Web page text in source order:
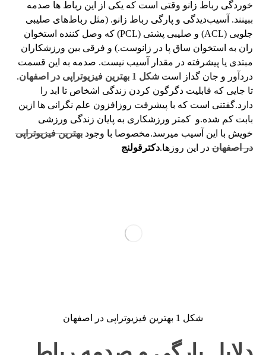
خوردگی رباط زانو وقتی است که یکی از این رباط ها صدمه
ببینند. آسیب‌دیدگی و پارگی رباط زانو. (مثل رباط‌های صلیبی
جلویی (ACL) و صلیبی پشتی (PCL) که وصل کننده استخوان
ران به استخوان ساق پا در زانوست.) و فرقی بین ورزشکاران
مبتدی یا پیشرفته در مقدار آسیب نیست. صدمه به این قسمت
دردآور و جان گداز استشکل 1 بهترین فیزیوتراپی در اصفهان
.
تا جایی که قابلیت دگرگون کردن زندگی اشخاص تا ابد را
دارد.گفتنی است که با پیشرفت روزافزون علم نگرانی ها ازین
بابت کم شده.و کمتر ورزشکاری به پایان زندگی ورزشی
خویش با این آسیب میرسد.مخصوصا با وجودبهترین فیزیوتراپی
در اصفهاندر این روزها.دکترقولنج
شکل 1 بهترین فیزیوتراپی در اصفهان